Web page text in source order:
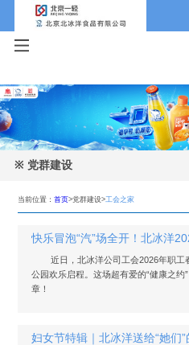
※ 党群建设
团青
当前位置：首页>党群建设>工会之家
快乐冒泡“汽”场全开！北冰洋
近日，北冰洋公司工会2026年职
公园欢乐启程。这场超有爱的“健康之
章！
妇女节特辑｜北冰洋送给“她们”